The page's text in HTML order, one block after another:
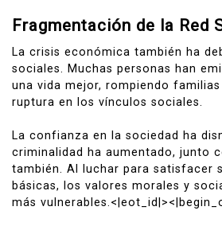
Fragmentación de la Red
La crisis económica también ha
sociales. Muchas personas han
una vida mejor, rompiendo
ruptura en los vínculos sociales.
La confianza en la sociedad ha
criminalidad ha aumentado, junto
también. Al luchar para satisfacer
básicas, los valores morales y
más